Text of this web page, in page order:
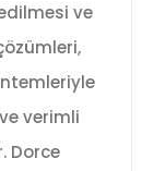
ve
verimli
Dorce